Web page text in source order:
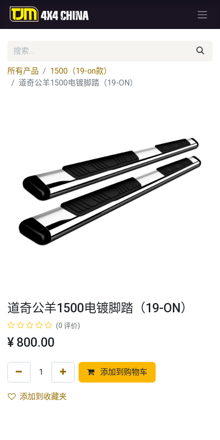
所有产品
1500（19-on款）
道奇公羊1500电镀脚踏（19-ON）
道奇公羊1500电镀脚踏（19-ON）
(0 评价)
¥ 800.00
添加到购物车
添加到收藏夹